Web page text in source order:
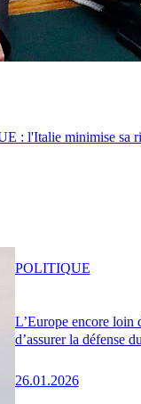
: l'Italie minimise sa
L’Europe encore loin
d’assurer la défense
26.01.2026
POLITIQUE